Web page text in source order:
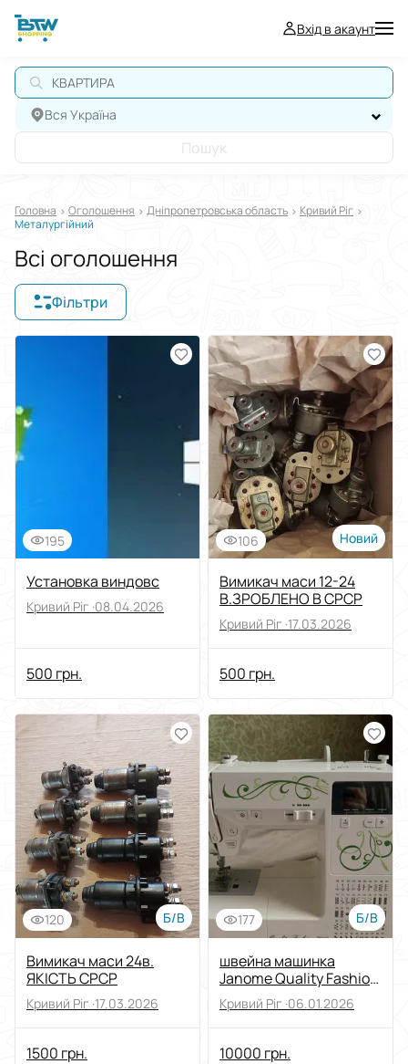
Вхід в акаунт
КВАРТИРА
Вся Україна
Пошук
Головна Оголошення Дніпропетровська область
Кривий Ріг
Металургійний
Всі оголошення
Фільтри
Відображати в $€₴
Виберіть групу категорій
До
Стан
Застосувати
Скинути все
195
Установка виндовс
Кривий Ріг ·08.04.2026
500 грн.
106 Новий
Вимикач маси 12-24
В.ЗРОБЛЕНО В СРСР
Кривий Ріг ·17.03.2026
500 грн.
120 Б/В
Вимикач маси 24в.
ЯКІСТЬ СРСР
Кривий Ріг ·17.03.2026
1500 грн.
177 Б/В
швейна машинка
Janome Quality Fashion
7600
Кривий Ріг ·06.01.2026
10000 грн.